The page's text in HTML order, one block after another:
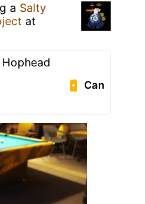
a Salty
at
Can